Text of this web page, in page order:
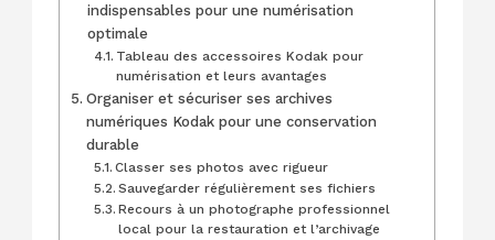
indispensables pour une numérisation
optimale
Tableau des accessoires Kodak pour
numérisation et leurs avantages
Organiser et sécuriser ses archives
numériques Kodak pour une conservation
durable
Classer ses photos avec rigueur
Sauvegarder régulièrement ses fichiers
Recours à un photographe professionnel
local pour la restauration et l’archivage